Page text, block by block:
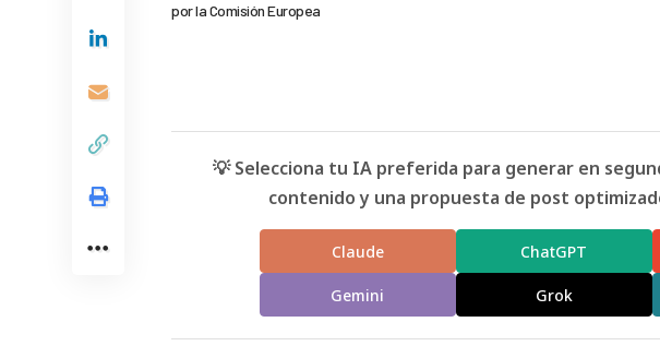
por la Comisión Europea
💡 Selecciona tu IA preferida para generar en
contenido y una propuesta de post
Claude ChatGPT
Gemini Grok